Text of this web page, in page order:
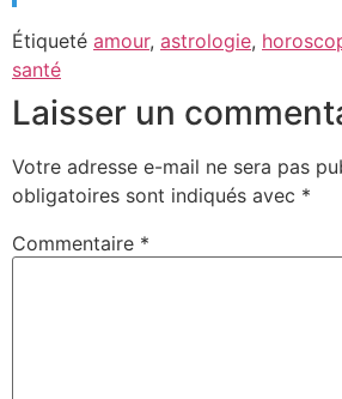
Étiqueté amour, astrologie,
santé
Laisser un
Votre adresse e-mail ne sera pas
obligatoires sont indiqués avec *
Commentaire *